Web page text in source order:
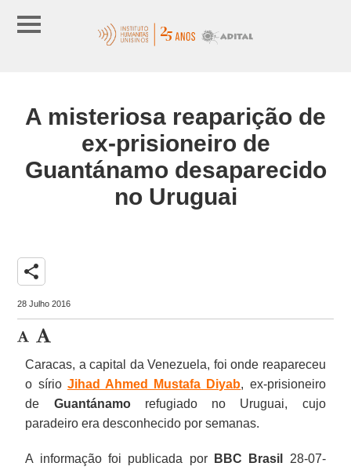
A misteriosa reaparição de
ex-prisioneiro de
Guantánamo desaparecido
no Uruguai
share
28 Julho 2016
Caracas, a capital da Venezuela, foi onde reapareceu
o sírio Jihad Ahmed Mustafa Diyab, ex-prisioneiro
de Guantánamorefugiado no Uruguai, cujo
paradeiro era desconhecido por semanas.
A informação foi publicada por BBC Brasil
28-07-